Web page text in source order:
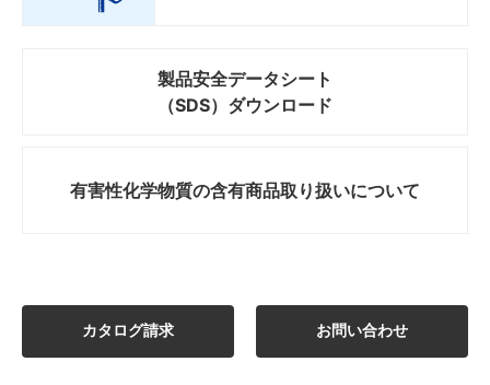
製品安全データシート
（SDS）ダウンロード
有害性化学物質の含有商品取り扱いについて
カタログ請求 お問い合わせ